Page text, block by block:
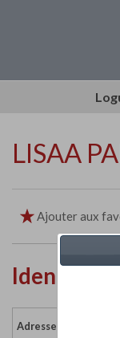
LISAA
Ajouter aux
Identité
Adresse :